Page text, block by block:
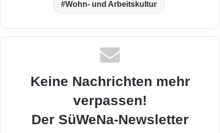
Wohn- und Arbeitskultur
Keine Nachrichten mehr
verpassen!
Der SüWeNa-Newsletter